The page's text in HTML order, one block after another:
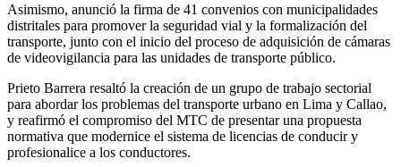
Asimismo, anunció la firma de 41 convenios con municipalidades
distritales para promover la seguridad vial y la formalización del
transporte, junto con el inicio del proceso de adquisición de cámaras
de videovigilancia para las unidades de transporte público.
Prieto Barrera resaltó la creación de un grupo de trabajo sectorial
para abordar los problemas del transporte urbano en Lima y Callao,
y reafirmó el compromiso del MTC de presentar una propuesta
normativa que modernice el sistema de licencias de conducir y
profesionalice a los conductores.